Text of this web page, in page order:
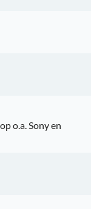
o.a. Sony en